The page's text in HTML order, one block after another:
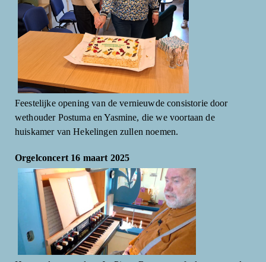
Feestelijke opening van de vernieuwde consistorie door
wethouder Postuma en Yasmine, die we voortaan de
huiskamer van Hekelingen zullen noemen.
Orgelconcert 16 maart 2025